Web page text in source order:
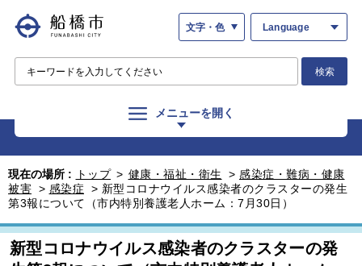
文字・色 Language
検索
メニューを開く
現在の場所 : トップ > 健康・福祉・衛生 > 感染症・難病・健康
被害 > 感染症 > 新型コロナウイルス感染者のクラスターの発生
第3報について（市内特別養護老人ホーム：7月30日）
新型コロナウイルス感染者のクラスターの発